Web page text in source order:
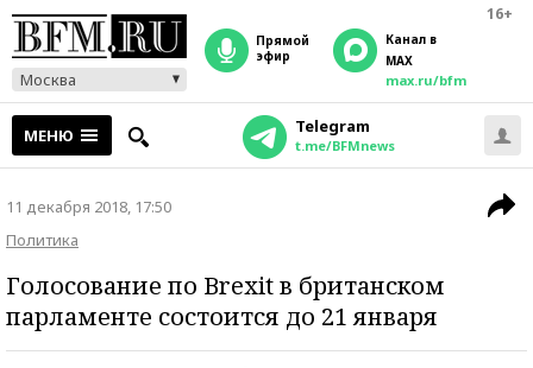
16+
Москва
прямой
эфир
Канал в
MAX
max.ru/bfm
МЕНЮ Telegram
t.me/BFMnews
11 декабря 2018, 17:50
Политика
Голосование по Brexit в британском
парламенте состоится до 21 января